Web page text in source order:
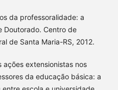
da professoralidade: a
Doutorado. Centro de
de Santa Maria-RS, 2012.
ações extensionistas nos
da educação básica: a